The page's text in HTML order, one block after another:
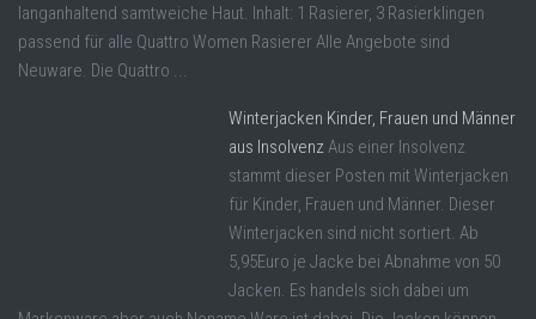
langanhaltend samtweiche Haut. Inhalt: 1 Rasierer, 3 Rasierklingen
passend für alle Quattro Women Rasierer Alle Angebote sind
Neuware. Die Quattro ...
Winterjacken Kinder, Frauen und Männer
aus Insolvenz Aus einer Insolvenz
stammt dieser Posten mit Winterjacken
für Kinder, Frauen und Männer. Dieser
Winterjacken sind nicht sortiert. Ab
5,95Euro je Jacke bei Abnahme von 50
Jacken. Es handels sich dabei um